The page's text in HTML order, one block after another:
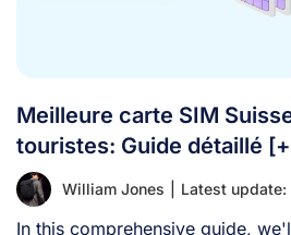
Meilleure carte SIM
touristes: Guide détaillé
William Jones Latest
In this comprehensive guide,